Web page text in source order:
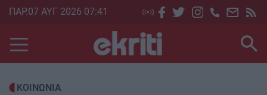
Skip
main
content
ΠΑΡ.07 ΑΥΓ 2026 07:41
ΚΟΙΝΩΝΙΑ